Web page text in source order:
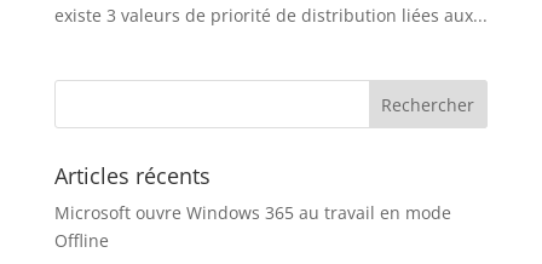
existe 3 valeurs de priorité de distribution liées aux...
Articles récents
Microsoft ouvre Windows 365 au travail en mode
Offline